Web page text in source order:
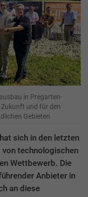
in Pregarten-
und für den
Gebieten
sich in den letzten
technologischen
Wettbewerb. Die
Anbieter in
an diese